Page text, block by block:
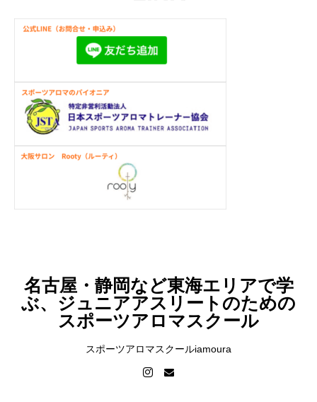
名古屋・静岡など東海エリアで学
ぶ、ジュニアアスリートのための
スポーツアロマスクール
スポーツアロマスクールiamoura